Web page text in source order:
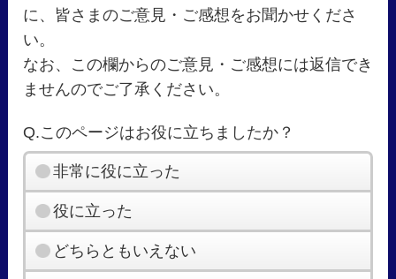
に、皆さまのご意見・ご感想をお聞かせくださ
い。
なお、この欄からのご意見・ご感想には返信でき
ませんのでご了承ください。
Q.このページはお役に立ちましたか？
非常に役に立った
役に立った
どちらともいえない